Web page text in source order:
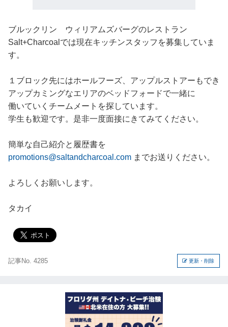
ブルックリン ウィリアムズバーグのレストラン
Salt+Charcoalでは現在キッチンスタッフを募集していま
す。
１ブロック先にはホールフーズ、アップルストアーもでき
アップカミングなエリアのベッドフォードで一緒に
働いていくチームメートを探しています。
学生も歓迎です。是非一度面接にきてみてください。
簡単な自己紹介と履歴書を
promotions@saltandcharcoal.com までお送りください。
よろしくお願いします。
タカイ
記事No. 4285 更新・削除